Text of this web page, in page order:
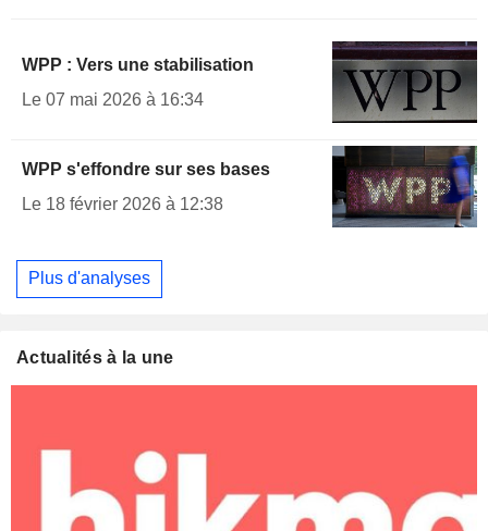
WPP : Vers une stabilisation
Le 07 mai 2026 à 16:34
WPP s'effondre sur ses bases
Le 18 février 2026 à 12:38
Plus d'analyses
Actualités à la une